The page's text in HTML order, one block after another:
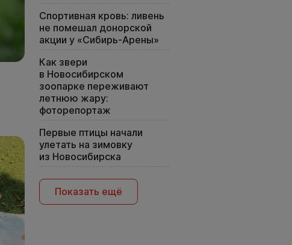
Спортивная кровь: ливень
не помешал донорской
акции у «Сибирь-Арены»
Как звери
в Новосибирском
зоопарке переживают
летнюю жару:
фоторепортаж
Первые птицы начали
улетать на зимовку
из Новосибирска
Показать ещё